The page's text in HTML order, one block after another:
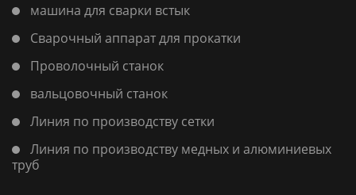
машина для сварки встык
Сварочный аппарат для прокатки
Проволочный станок
вальцовочный станок
Линия по производству сетки
Линия по производству медных и алюминиевых
труб